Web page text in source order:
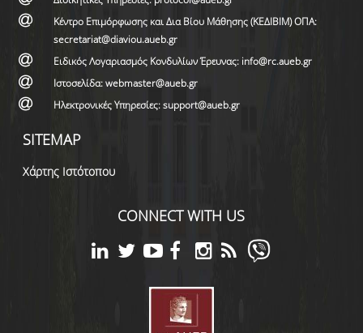
Κέντρο Επιμόρφωσης και Δια Βίου Μάθησης (ΚΕΔΙΒΙΜ) ΟΠΑ:
secretariat@diaviou.aueb.gr
Ειδικός Λογαριασμός Κονδυλίων Έρευνας: info@rc.aueb.gr
Ιστοσελίδα: webmaster@aueb.gr
Ηλεκτρονικές Υπηρεσίες: support@aueb.gr
SITEMAP
Χάρτης Ιστότοπου
CONNECT WITH US